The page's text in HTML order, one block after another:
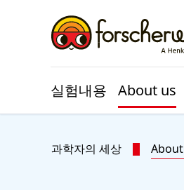
Skip to footer
실험내용 About us
과학자의 세상